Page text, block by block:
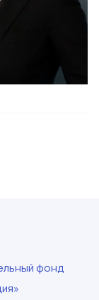
фонд